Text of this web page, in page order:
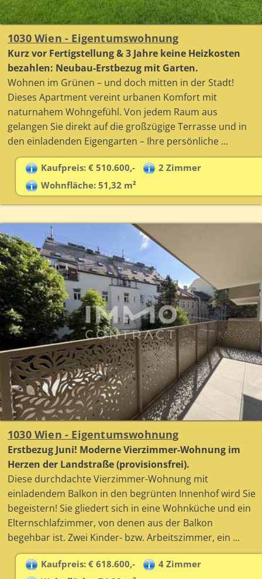
1030 Wien - Eigentumswohnung
Kurz vor Fertigstellung & 3 Jahre keine Heizkosten
bezahlen: Neubau-Erstbezug mit Garten.
Wohnen im Grünen – und doch mitten in der Stadt!
Dieses Apartment vereint urbanen Komfort mit
naturnahem Wohngefühl. Von jedem Raum aus
gelangen Sie direkt auf die großzügige Terrasse und in
den einladenden Eigengarten – Ihre persönliche ...
Kaufpreis: € 510.600,-
2 Zimmer
Wohnfläche: 51,32 m²
1030 Wien - Eigentumswohnung
Erstbezug Juni! Moderne Vierzimmer-Wohnung im
Herzen der Landstraße (provisionsfrei).
Diese durchdachte Vierzimmer-Wohnung mit
einladendem Balkon in den begrünten Innenhof wird Sie
begeistern! Sie gliedert sich in eine Wohnküche und ein
Elternschlafzimmer, von denen aus der Balkon
begehbar ist. Zwei Kinder- bzw. Arbeitszimmer, ein ...
Kaufpreis: € 618.600,-
4 Zimmer